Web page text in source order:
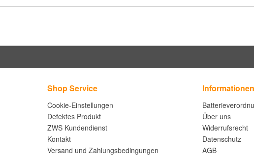
Shop Service
Cookie-Einstellungen
Defektes Produkt
ZWS Kundendienst
Kontakt
Versand und Zahlungsbedingungen
Informationen
Über uns
Widerrufsrecht
Datenschutz
AGB